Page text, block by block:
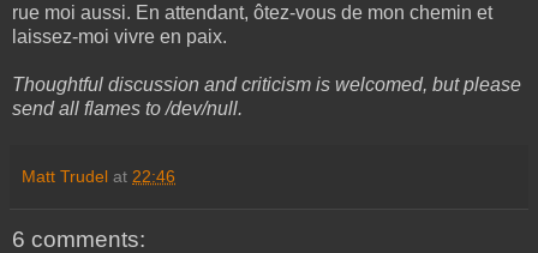
rue moi aussi. En attendant, ôtez-vous de mon chemin et
laissez-moi vivre en paix.
Thoughtful discussion and criticism is welcomed, but please
send all flames to /dev/null.
Matt Trudel at 22:46
6 comments: